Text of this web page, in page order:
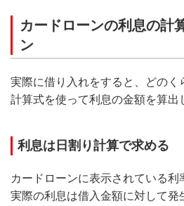
カードローンの利息の計
ン
実際に借り入れをすると、どのく
計算式を使って利息の金額を算出
利息は日割り計算で求める
カードローンに表示されている利
実際の利息は借入金額に対して発